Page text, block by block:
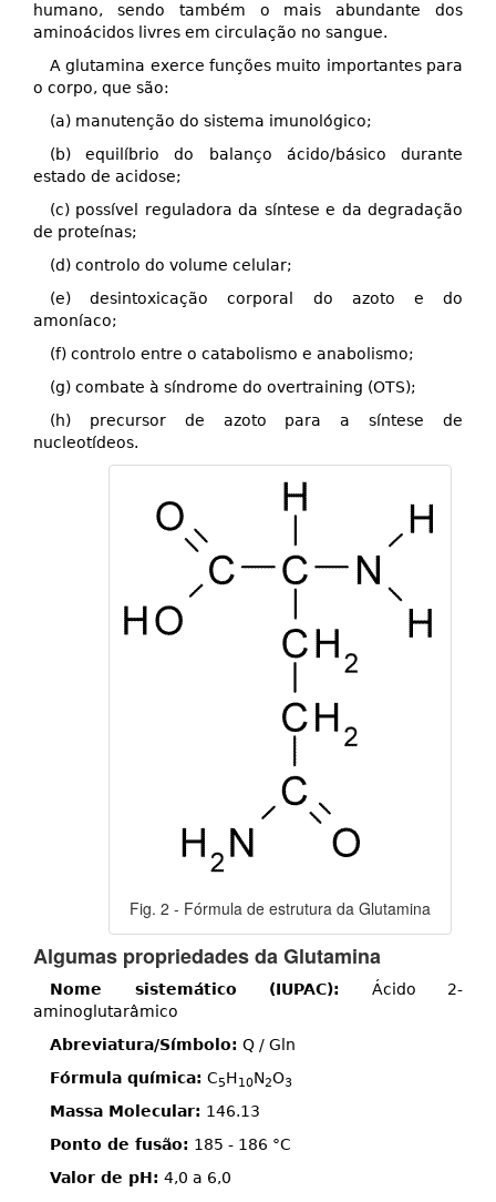
humano, sendo também o mais abundante dos
aminoácidos livres em circulação no sangue.
A glutamina exerce funções muito importantes para
o corpo, que são:
(a) manutenção do sistema imunológico;
(b) equilíbrio do balanço ácido/básico durante
estado de acidose;
(c) possível reguladora da síntese e da degradação
de proteínas;
(d) controlo do volume celular;
(e) desintoxicação corporal do azoto e do
amoníaco;
(f) controlo entre o catabolismo e anabolismo;
(g) combate à síndrome do overtraining (OTS);
(h) precursor de azoto para a síntese de
nucleotídeos.
Fig. 2 - Fórmula de estrutura da Glutamina
Algumas propriedades da Glutamina
Nome sistemático (IUPAC):
Ácido 2-
aminoglutarâmico
Abreviatura/Símbolo: Q / Gln
Fórmula química: C5H10N2O3
Massa Molecular: 146.13
Ponto de fusão: 185 - 186 °C
Valor de pH: 4,0 a 6,0